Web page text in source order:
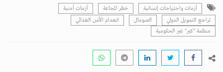
أزمات واحتياجات إنسانية خطر المجاعة
أزمات أمنية
تراجع التمويل الدولي
الصومال
انعدام الأمن الغذائي
منظمة "كير" غير الحكومية